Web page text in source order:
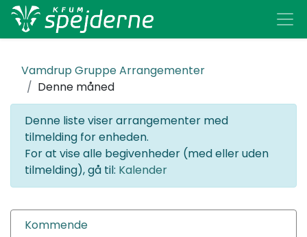
Vamdrup GruppeArrangementer
Denne måned
Denne liste viser arrangementer med
tilmelding for enheden.
For at vise alle begivenheder (med eller uden
tilmelding), gå til: Kalender
Kommende